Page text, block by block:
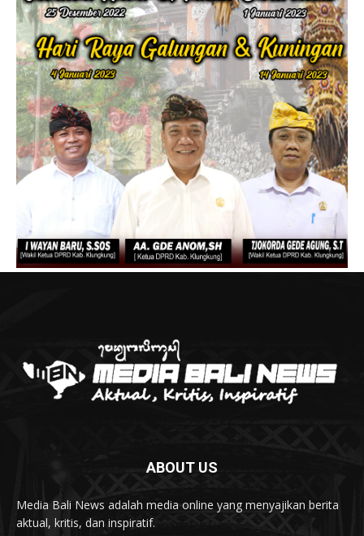
ABOUT US
Media Bali News adalah media online yang menyajikan berita
aktual, kritis, dan inspiratif.